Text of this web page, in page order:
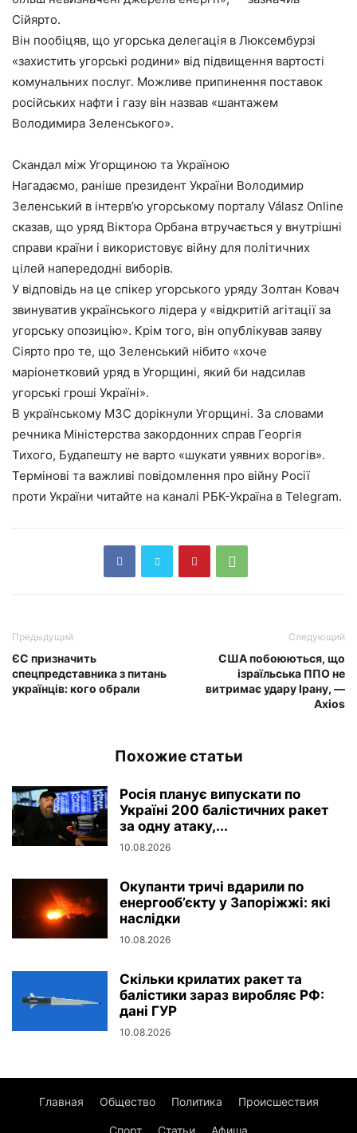
Сійярто.
Він пообіцяв, що угорська делегація в Люксембурзі
«захистить угорські родини» від підвищення вартості
комунальних послуг. Можливе припинення поставок
російських нафти і газу він назвав «шантажем
Володимира Зеленського».
Скандал між Угорщиною та Україною
Нагадаємо, раніше президент України Володимир
Зеленський в інтерв’ю угорському порталу Válasz Online
сказав, що уряд Віктора Орбана втручається у внутрішні
справи країни і використовує війну для політичних
цілей напередодні виборів.
У відповідь на це спікер угорського уряду Золтан Ковач
звинуватив українського лідера у «відкритій агітації за
угорську опозицію». Крім того, він опублікував заяву
Сіярто про те, що Зеленський нібито «хоче
маріонетковий уряд в Угорщині, який би надсилав
угорські гроші Україні».
В українському МЗС дорікнули Угорщині. За словами
речника Міністерства закордонних справ Георгія
Тихого, Будапешту не варто «шукати уявних ворогів».
Термінові та важливі повідомлення про війну Росії
проти України читайте на каналі РБК-Україна в Telegram.
Предыдущий
ЄС призначить
спецпредставника з питань
українців: кого обрали
Следующий
США побоюються, що
ізраїльська ППО не
витримає удару Ірану, —
Axios
Похожие статьи
Росія планує випускати по
Україні 200 балістичних ракет
за одну атаку,...
10.08.2026
Окупанти тричі вдарили по
енергооб’єкту у Запоріжжі: які
наслідки
10.08.2026
Скільки крилатих ракет та
балістики зараз виробляє РФ:
дані ГУР
10.08.2026
Главная Общество Политика Происшествия
Спорт Статьи Афиша